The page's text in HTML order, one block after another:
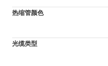
热缩管颜色
光缆类型